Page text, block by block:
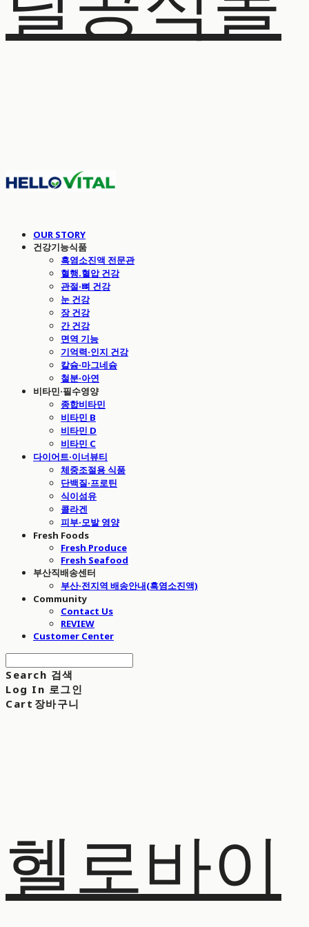
OUR STORY
건강기능식품
흑염소진액 전문관
혈행.혈압 건강
관절·뼈 건강
눈 건강
장 건강
간 건강
면역 기능
기억력·인지 건강
칼슘·마그네슘
철분·아연
비타민·필수영양
종합비타민
비타민 B
비타민 D
비타민 C
다이어트·이너뷰티
체중조절용 식품
단백질·프로틴
식이섬유
콜라겐
피부·모발 영양
Fresh Foods
Fresh Produce
Fresh Seafood
부산직배송센터
부산·전지역 배송안내(흑염소진액)
Community
Contact Us
REVIEW
Customer Center
Search 검색
Log In 로그인
Cart 장바구니
헬로바이